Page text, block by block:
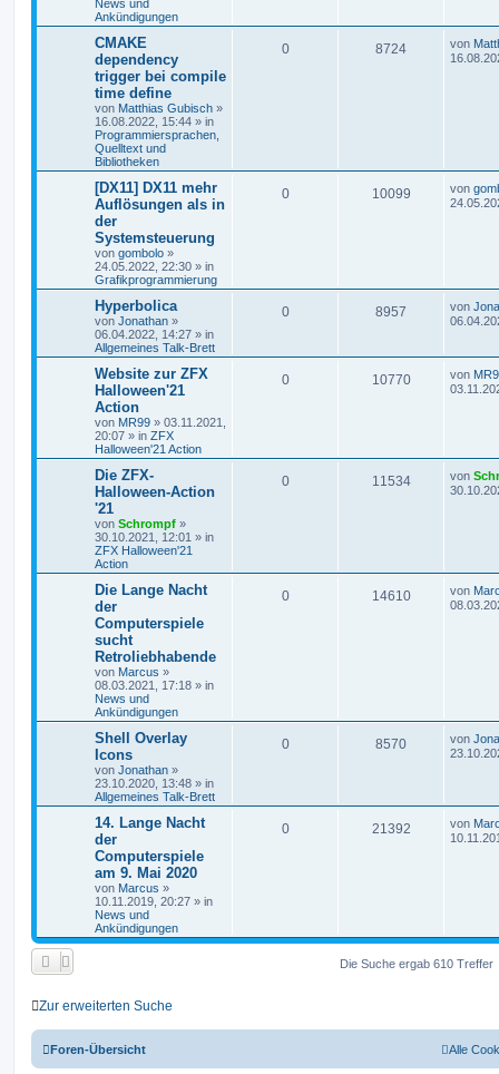
News und
Ankündigungen
CMAKE
dependency
trigger bei compile
time define
von Matthias Gubisch »
16.08.2022, 15:44 » in
Programmiersprachen,
Quelltext und
Bibliotheken
0 8724 von
[DX11] DX11 mehr
Auflösungen als in
der
Systemsteuerung
von gombolo »
24.05.2022, 22:30 » in
Grafikprogrammierung
0 10099 von
Hyperbolica
von Jonathan »
06.04.2022, 14:27 » in
Allgemeines Talk-Brett
0 8957 von
Website zur ZFX
Halloween'21
Action
von MR99 » 03.11.2021,
20:07 » in ZFX
Halloween'21 Action
0 10770 von
Die ZFX-
Halloween-Action
'21
von Schrompf »
30.10.2021, 12:01 » in
ZFX Halloween'21
Action
0 11534 von
Die Lange Nacht
der
Computerspiele
sucht
Retroliebhabende
von Marcus »
08.03.2021, 17:18 » in
News und
Ankündigungen
0 14610 von
Shell Overlay
Icons
von Jonathan »
23.10.2020, 13:48 » in
Allgemeines Talk-Brett
0 8570 von
14. Lange Nacht
der
Computerspiele
am 9. Mai 2020
von Marcus »
10.11.2019, 20:27 » in
News und
Ankündigungen
0 21392 von
Die Suche ergab 610 Treffer
Zur erweiterten Suche
Foren-Übersicht Alle